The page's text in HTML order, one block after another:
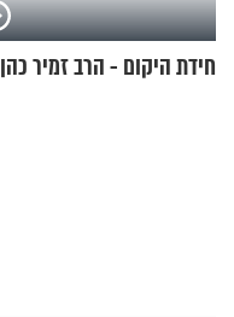
חידת היקום - הרב זמיר כהן